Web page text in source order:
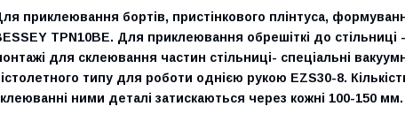
приклеювання бортів, пристінкового плінтуса,
TPN10BE. Для приклеювання обрешіткі до стільниці
для склеювання частин стільниці- спеціальні
типу для роботи однією рукою EZS30-8.
ними деталі затискаються через кожні 100-150 мм.